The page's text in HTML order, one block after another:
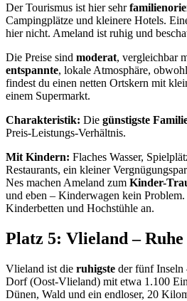
Der Tourismus ist hier sehr
Campingplätze und kleinere Hotels.
hier nicht. Ameland ist ruhig und
Die Preise sind moderat, vergleichbar
entspannte, lokale Atmosphäre,
findest du einen netten Ortskern mit
einem Supermarkt.
Charakteristik: Die günstigste
Preis-Leistungs-Verhältnis.
Mit Kindern: Flaches Wasser,
Restaurants, ein kleiner
Nes machen Ameland zum Kinder-
und eben – Kinderwagen kein
Kinderbetten und Hochstühle an.
Platz 5: Vlieland –
Vlieland ist die ruhigste der fünf Inseln
Dorf (Oost-Vlieland) mit etwa 1.100
Dünen, Wald und ein endloser, 20